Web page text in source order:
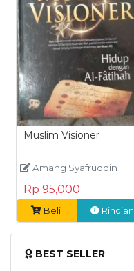
Muslim Visioner
Amang Syafruddin
Rp 95,000
Beli Rincian
BEST SELLER